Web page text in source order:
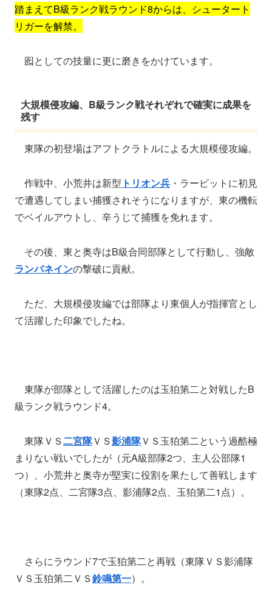
踏まえてB級ランク戦ラウンド8からは、シュータート
リガーを解禁。
囮としての技量に更に磨きをかけています。
大規模侵攻編、B級ランク戦それぞれで確実に成果を
残す
東隊の初登場はアフトクラトルによる大規模侵攻編。
作戦中、小荒井は新型 トリオン兵 ・ラービットに初見
で遭遇してしまい捕獲されそうになりますが、東の機転
でベイルアウトし、辛うじて捕獲を免れます。
その後、東と奥寺はB級合同部隊として行動し、強敵
ランバネインの撃破に貢献。
ただ、大規模侵攻編では部隊より東個人が指揮官とし
て活躍した印象でしたね。
東隊が部隊として活躍したのは玉狛第二と対戦したB
級ランク戦ラウンド4。
東隊ＶＳ二宮隊ＶＳ影浦隊ＶＳ玉狛第二という過酷極
まりない戦いでしたが（元A級部隊2つ、主人公部隊1
つ）、小荒井と奥寺が堅実に役割を果たして善戦します
（東隊2点、二宮隊3点、影浦隊2点、玉狛第二1点）。
さらにラウンド7で玉狛第二と再戦（東隊ＶＳ影浦隊
ＶＳ玉狛第二ＶＳ鈴鳴第一）。